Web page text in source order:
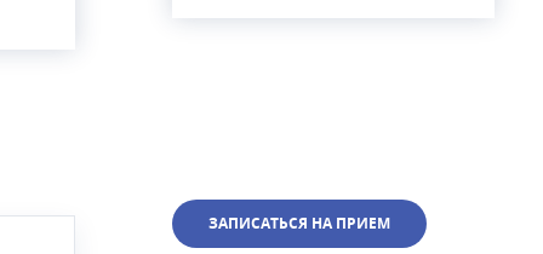
ЗАПИСАТЬСЯ НА ПРИЕМ